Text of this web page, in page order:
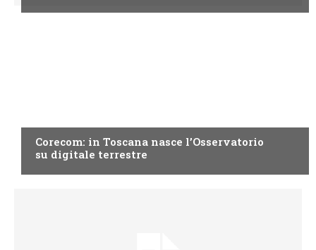
Corecom: in Toscana nasce l’Osservatorio
su digitale terrestre